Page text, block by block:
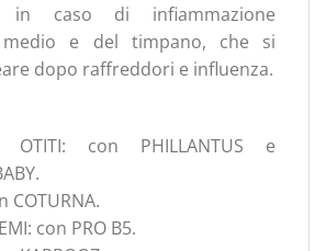
in caso di infiammazione
medio e del timpano, che si
dopo raffreddori e influenza.
con PHILLANTUS e
COTURNA.
con PRO B5.